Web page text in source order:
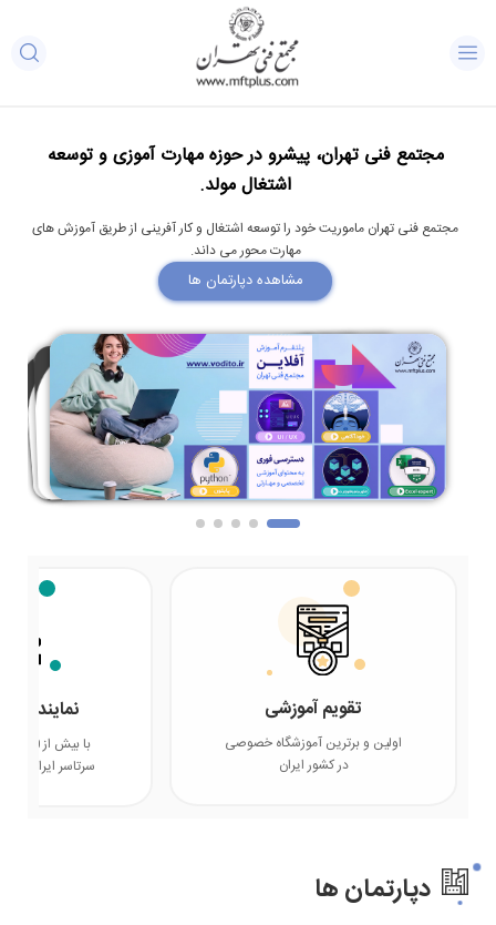
مجتمع فنی تهران، پیشرو در حوزه مهارت آموزی و توسعه
اشتغال مولد.
مجتمع فنی تهران ماموریت خود را توسعه اشتغال و کار آفرینی از طریق آموزش های
مهارت محور می داند.
مشاهده دپارتمان ها
تقویم آموزشی
اولین و برترین آموزشگاه خصوصی
در کشور ایران
نمایندگی
سرتاسر ایران و
دپارتمان ها